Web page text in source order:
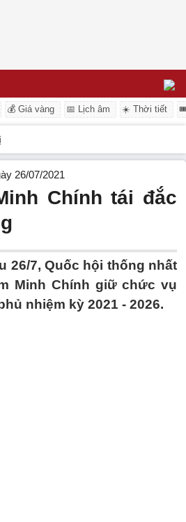
💰 Giá vàng 📅 Lịch âm ☀️ Thời tiết
26/07/2021
Chính tái đắc
26/7, Quốc hội thống nhất
Minh Chính giữ chức vụ
nhiệm kỳ 2021 - 2026.